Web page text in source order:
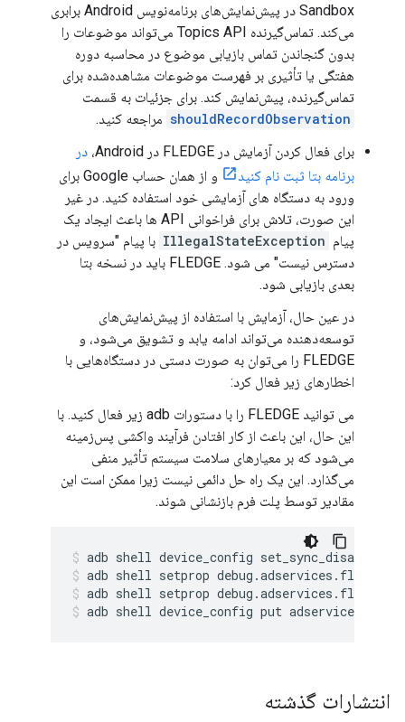
Sandbox در پیش‌نمایش‌های برنامه‌نویس Android برابری
می‌کند. تماس‌گیرنده Topics API می‌تواند موضوعات را
بدون گنجاندن تماس بازیابی موضوع در محاسبه دوره
هفتگی یا تأثیری بر فهرست موضوعات مشاهده‌شده برای
تماس‌گیرنده، پیش‌نمایش کند. برای جزئیات به قسمت
shouldRecordObservation مراجعه کنید.
برای فعال کردن آزمایش در FLEDGE در Android،
در
برنامه بتا ثبت نام کنید
و از همان حساب Google برای
ورود به دستگاه های آزمایشی خود استفاده کنید. در غیر
این صورت، تلاش برای فراخوانی API ها باعث ایجاد یک
پیام IllegalStateException با پیام "سرویس در
دسترس نیست" می شود. FLEDGE باید در نسخه بتا
بعدی بازیابی شود.
در عین حال، آزمایش با استفاده از پیش‌نمایش‌های
توسعه‌دهنده می‌تواند ادامه یابد و تشویق می‌شود، و
FLEDGE را می‌توان به صورت دستی در دستگاه‌هایی با
اخطارهای زیر فعال کرد:
می توانید FLEDGE را با دستورات adb زیر فعال کنید. با
این حال، این باعث از کار افتادن فرآیند واکشی پس‌زمینه
می‌شود که بر معیارهای سلامت سیستم تأثیر منفی
می‌گذارد. این یک راه حل دائمی نیست زیرا ممکن است این
مقادیر توسط پلت فرم بازنشانی شوند.
adb shell device_config
adb shell setprop
adb shell setprop
adb shell device_config put adservices
انتشارات گذشته